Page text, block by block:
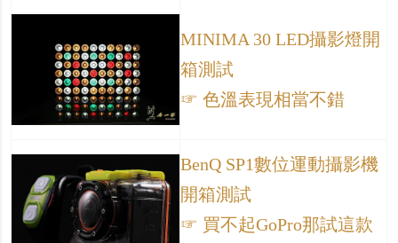
MINIMA 30 LED攝影燈開
箱測試
☞ 色溫表現相當不錯
BenQ SP1數位運動攝影機
開箱測試
☞ 買不起GoPro那試這款